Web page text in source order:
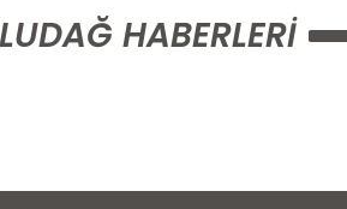
HABERLERI